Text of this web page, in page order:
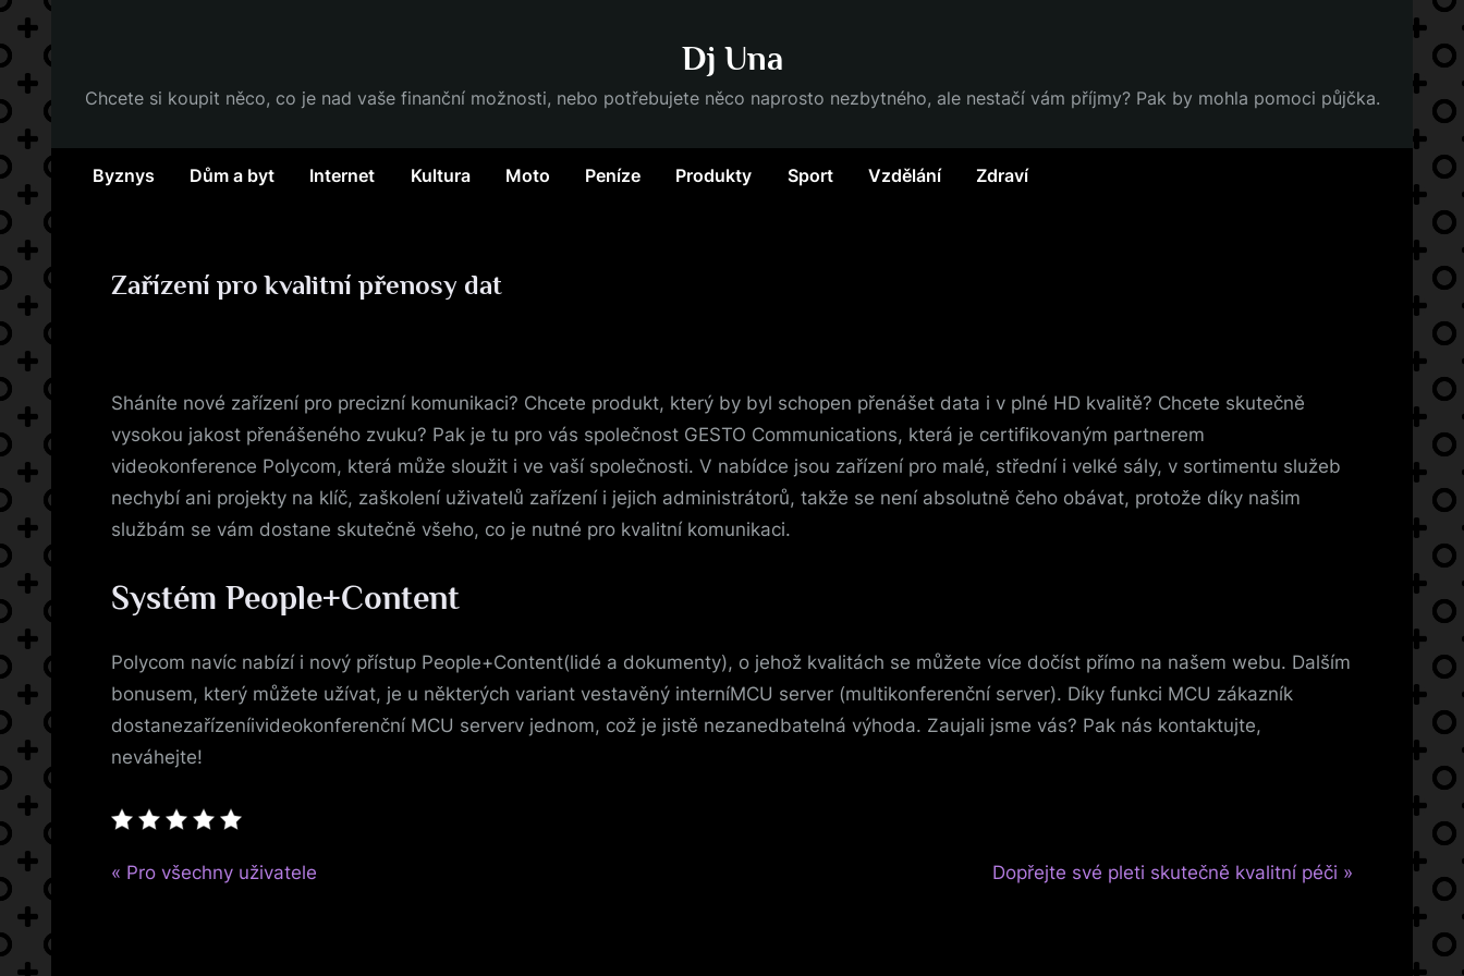
Skip
to
Dj Una
Chcete si koupit něco, co je nad vaše finanční možnosti, nebo potřebujete něco naprosto nezbytného, ale nestačí vám příjmy? Pak by mohla pomoci půjčka.
Byznys Dům a byt Internet Kultura Moto Peníze Produkty Sport Vzdělání Zdraví
Zařízení pro kvalitní přenosy dat
Sháníte nové zařízení pro precizní komunikaci? Chcete produkt, který by byl schopen přenášet data i v plné HD kvalitě? Chcete skutečně
vysokou jakost přenášeného zvuku? Pak je tu pro vás společnost GESTO Communications, která je certifikovaným partnerem
videokonference Polycom, která může sloužit i ve vaší společnosti. V nabídce jsou zařízení pro malé, střední i velké sály, v sortimentu služeb
nechybí ani projekty na klíč, zaškolení uživatelů zařízení i jejich administrátorů, takže se není absolutně čeho obávat, protože díky našim
službám se vám dostane skutečně všeho, co je nutné pro kvalitní komunikaci.
Systém People+Content
Polycom navíc nabízí i nový přístup People+Content(lidé a dokumenty), o jehož kvalitách se můžete více dočíst přímo na našem webu. Dalším
bonusem, který můžete užívat, je u některých variant vestavěný interníMCU server (multikonferenční server). Díky funkci MCU zákazník
dostanezařízeníivideokonferenční MCU serverv jednom, což je jistě nezanedbatelná výhoda. Zaujali jsme vás? Pak nás kontaktujte,
neváhejte!
Navigace
P
Pro všechny uživatele
N
Dopřejte své pleti skutečně kvalitní péči